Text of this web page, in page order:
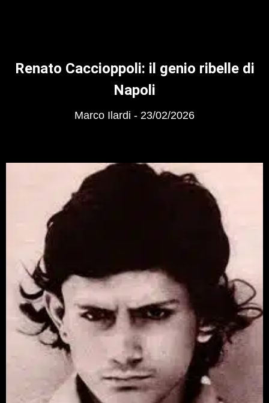
Renato Caccioppoli: il genio ribelle di
Napoli
Marco Ilardi 23/02/2026